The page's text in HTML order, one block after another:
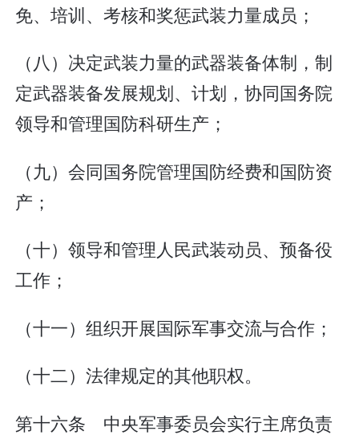
免、培训、考核和奖惩武装力量成员；
（八）决定武装力量的武器装备体制，制
定武器装备发展规划、计划，协同国务院
领导和管理国防科研生产；
（九）会同国务院管理国防经费和国防资
产；
（十）领导和管理人民武装动员、预备役
工作；
（十一）组织开展国际军事交流与合作；
（十二）法律规定的其他职权。
第十六条 中央军事委员会实行主席负责